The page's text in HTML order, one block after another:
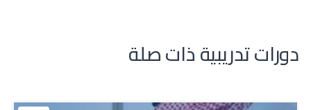
دورات تدريبية ذات صلة